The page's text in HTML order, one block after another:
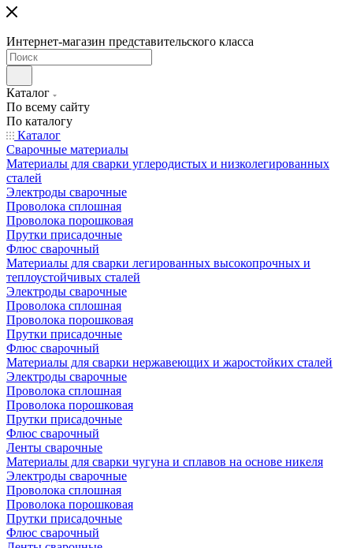
Интернет-магазин представительского класса
Каталог
По всему сайту
По каталогу
Каталог
Сварочные материалы
Материалы для сварки углеродистых и низколегированных
сталей
Электроды сварочные
Проволока сплошная
Проволока порошковая
Прутки присадочные
Флюс сварочный
Материалы для сварки легированных высокопрочных и
теплоустойчивых сталей
Электроды сварочные
Проволока сплошная
Проволока порошковая
Прутки присадочные
Флюс сварочный
Материалы для сварки нержавеющих и жаростойких сталей
Электроды сварочные
Проволока сплошная
Проволока порошковая
Прутки присадочные
Флюс сварочный
Ленты сварочные
Материалы для сварки чугуна и сплавов на основе никеля
Электроды сварочные
Проволока сплошная
Проволока порошковая
Прутки присадочные
Флюс сварочный